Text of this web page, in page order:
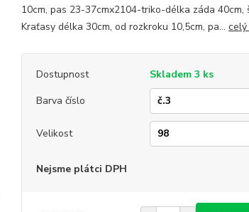
10cm, pas 23-37cmx2104-triko-délka záda 40cm,
Kraťasy délka 30cm, od rozkroku 10,5cm, pa... celý
Dostupnost
Skladem 3 ks
Barva číslo
Velikost
Nejsme plátci DPH